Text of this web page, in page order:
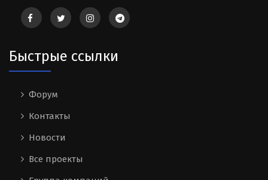
Быстрые ссылки
Форум
Контакты
Новости
Все проекты